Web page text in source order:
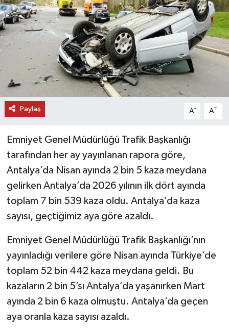
Paylaş A- A+
Emniyet Genel Müdürlüğü Trafik Başkanlığı
tarafından her ay yayınlanan rapora göre,
Antalya’da Nisan ayında 2 bin 5 kaza meydana
gelirken Antalya’da 2026 yılının ilk dört ayında
toplam 7 bin 539 kaza oldu. Antalya’da kaza
sayısı, geçtiğimiz aya göre azaldı.
Emniyet Genel Müdürlüğü Trafik Başkanlığı’nın
yayınladığı verilere göre Nisan ayında Türkiye’de
toplam 52 bin 442 kaza meydana geldi. Bu
kazaların 2 bin 5’sı Antalya’da yaşanırken Mart
ayında 2 bin 6 kaza olmuştu. Antalya’da geçen
aya oranla kaza sayısı azaldı.
EĞİTİM
TURİZM
RÖPORTAJ
VİDEO HABERLER
MAGAZİN